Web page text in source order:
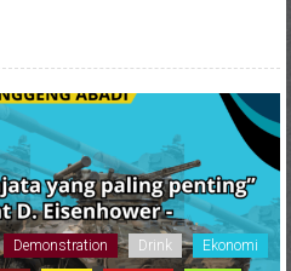
Demonstration Drink Ekonomi